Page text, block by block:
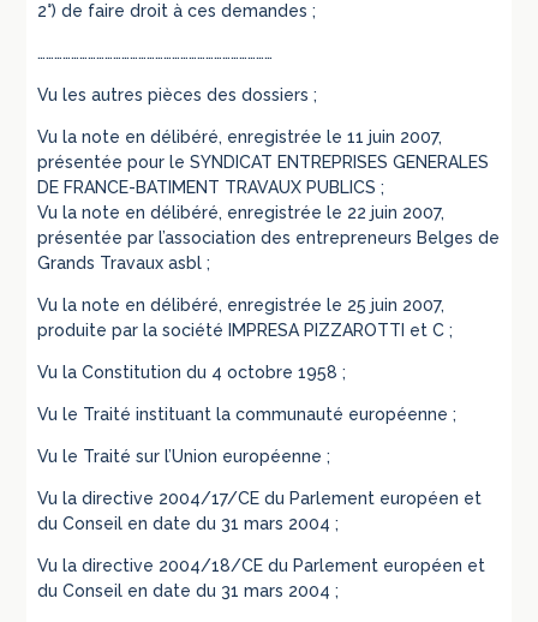
2°) de faire droit à ces demandes ;
…………………………………………………………………………
Vu les autres pièces des dossiers ;
Vu la note en délibéré, enregistrée le 11 juin 2007,
présentée pour le SYNDICAT ENTREPRISES GENERALES
DE FRANCE-BATIMENT TRAVAUX PUBLICS ;
Vu la note en délibéré, enregistrée le 22 juin 2007,
présentée par l’association des entrepreneurs Belges de
Grands Travaux asbl ;
Vu la note en délibéré, enregistrée le 25 juin 2007,
produite par la société IMPRESA PIZZAROTTI et C ;
Vu la Constitution du 4 octobre 1958 ;
Vu le Traité instituant la communauté européenne ;
Vu le Traité sur l’Union européenne ;
Vu la directive 2004/17/CE du Parlement européen et
du Conseil en date du 31 mars 2004 ;
Vu la directive 2004/18/CE du Parlement européen et
du Conseil en date du 31 mars 2004 ;